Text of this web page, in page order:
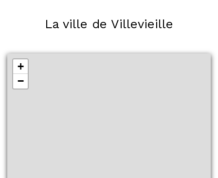
La ville de Villevieille
+
−